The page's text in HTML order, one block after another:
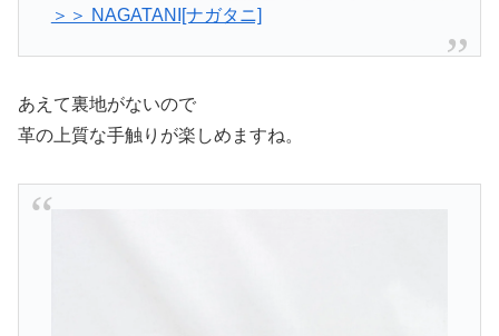
＞＞ NAGATANI[ナガタニ]
あえて裏地がないので
革の上質な手触りが楽しめますね。